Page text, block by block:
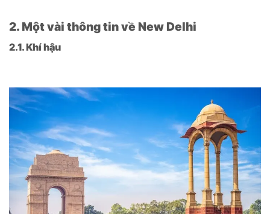
2. Một vài thông tin về New Delhi
2.1. Khí hậu